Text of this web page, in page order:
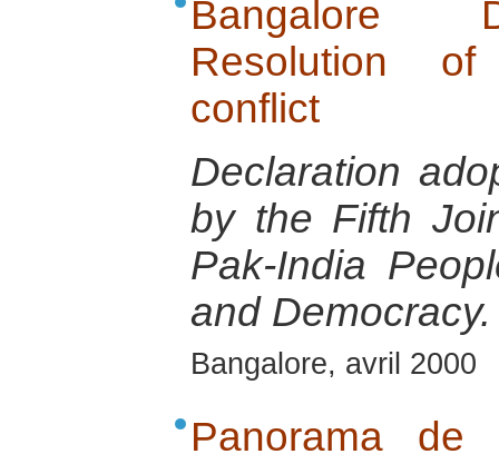
Bangalore
Resolution
conflict
Declaration
by the Fifth
Pak-India
and Democracy.
Bangalore, avril 2000
Panorama de